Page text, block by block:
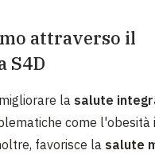
attraverso il
S4D
la salute
come l'obesità
favorisce la salute